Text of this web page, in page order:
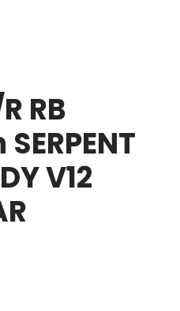
RB
V12